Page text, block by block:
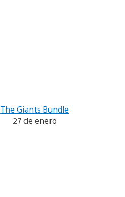
The Giants Bundle
27 de enero